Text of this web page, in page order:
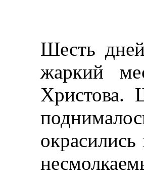
Шесть
жаркий
Христова.